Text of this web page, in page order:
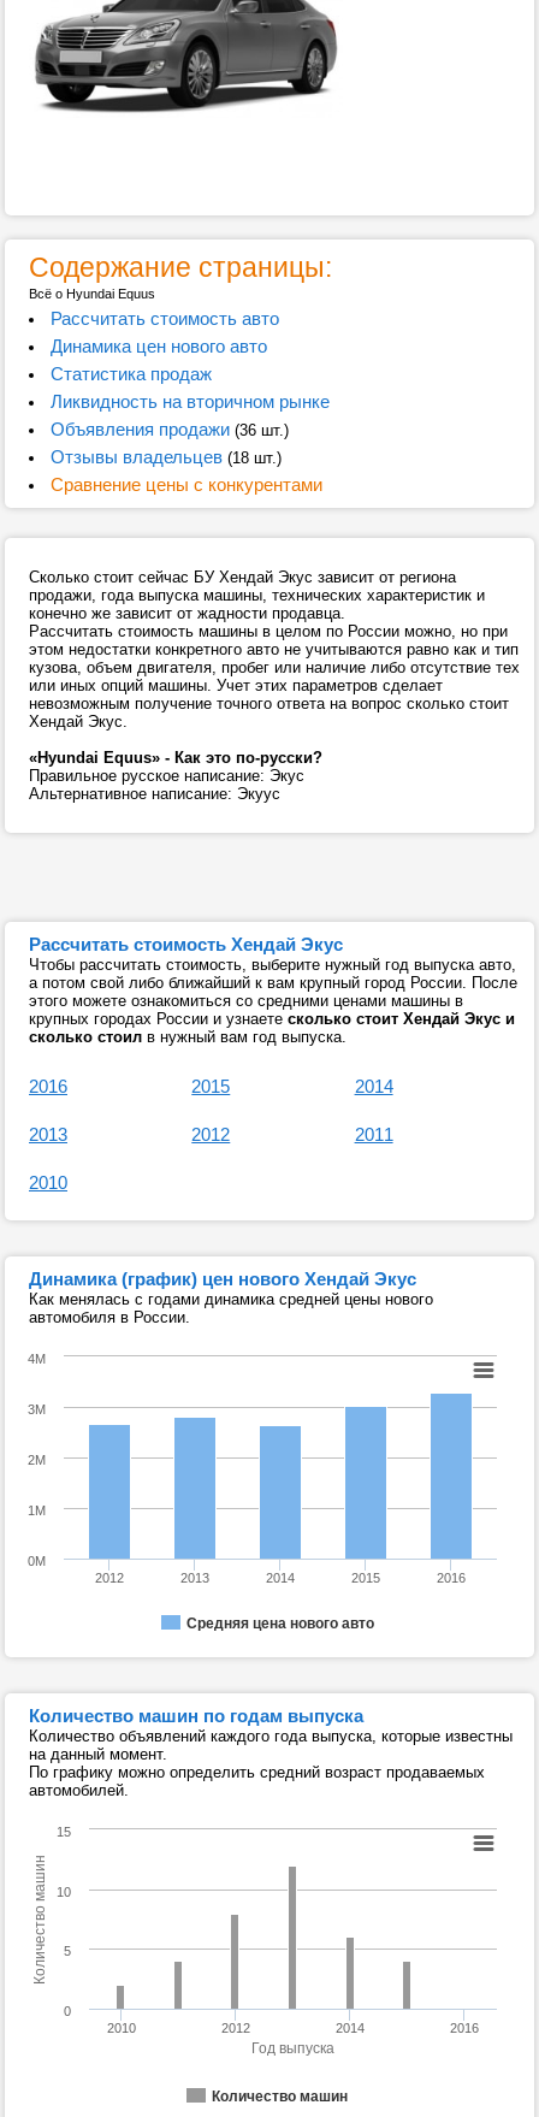
Содержание страницы:
Всё о Hyundai Equus
Рассчитать стоимость авто
Динамика цен нового авто
Статистика продаж
Ликвидность на вторичном рынке
Объявления продажи(36 шт.)
Отзывы владельцев(18 шт.)
Сравнение цены с конкурентами
Сколько стоит сейчас БУ Хендай Экус зависит от региона
продажи, года выпуска машины, технических характеристик и
конечно же зависит от жадности продавца.
Рассчитать стоимость машины в целом по России можно, но при
этом недостатки конкретного авто не учитываются равно как и тип
кузова, объем двигателя, пробег или наличие либо отсутствие тех
или иных опций машины. Учет этих параметров сделает
невозможным получение точного ответа на вопрос сколько стоит
Хендай Экус.
«Hyundai Equus» - Как это по-русски?
Правильное русское написание: Экус
Альтернативное написание: Экуус
Рассчитать стоимость Хендай Экус
Чтобы рассчитать стоимость, выберите нужный год выпуска авто,
а потом свой либо ближайший к вам крупный город России. После
этого можете ознакомиться со средними ценами машины в
крупных городах России и узнаете сколько стоит Хендай Экус и
сколько стоил в нужный вам год выпуска.
2016 2015 2014
2013 2012 2011
2010
Динамика (график) цен нового Хендай Экус
Как менялась с годами динамика средней цены нового
автомобиля в России.
Средняя цена нового авто
2012 2013 2014 2015 2016
0M
1M
2M
3M
4M
Количество машин по годам выпуска
Количество объявлений каждого года выпуска, которые известны
на данный момент.
По графику можно определить средний возраст продаваемых
автомобилей.
Год выпуска
Количество машин
Количество машин
2010 2012 2014 2016
0
5
10
15